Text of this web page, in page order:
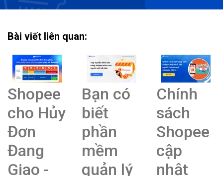
Bài viết liên quan:
Shopee
cho Hủy
Đơn
Đang
Giao -
Bạn có
biết
phần
mềm
quản lý
Chính
sách
Shopee
cập
nhật